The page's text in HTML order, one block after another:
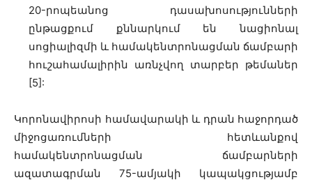
20-րոպեանոց դասախոսությունների
ընթացքում քննարկում են նացիոնալ
սոցիալիզմի և համակենտրոնացման ճամբարի
հուշահամալիրին առնչվող տարբեր թեմաներ
[5]:
Կորոնավիրոսի համավարակի և դրան հաջորդած
միջոցառումների հետևանքով
համակենտրոնացման ճամբարների
ազատագրման 75-ամյակի կապակցությամբ